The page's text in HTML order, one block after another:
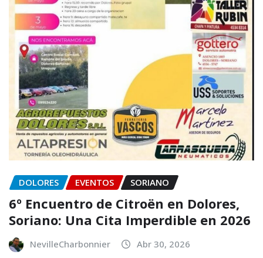
DOLORES EVENTOS SORIANO
6º Encuentro de Citroën en Dolores,
Soriano: Una Cita Imperdible en 2026
NevilleCharbonnier Abr 30, 2026